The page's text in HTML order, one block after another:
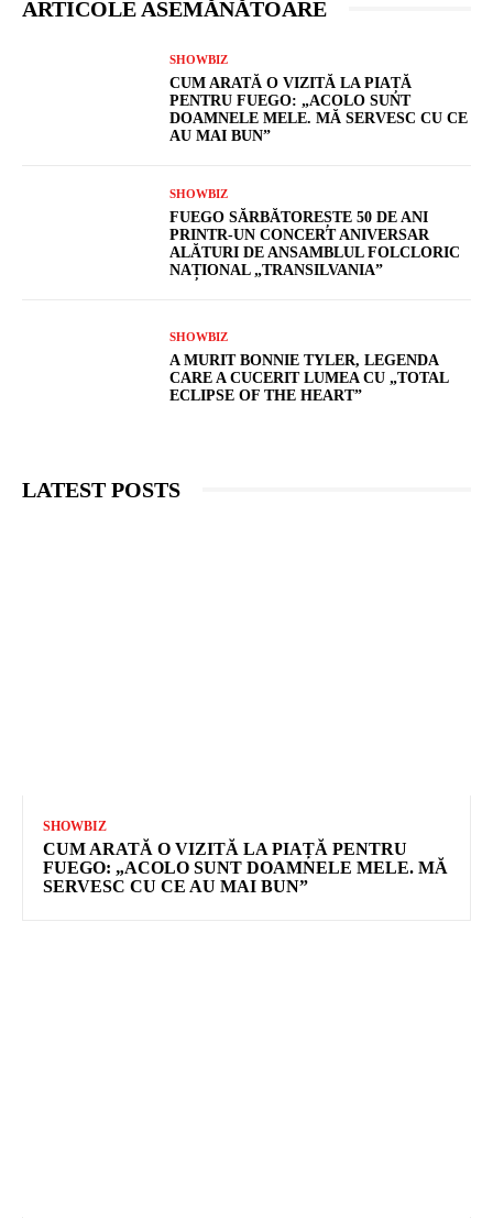
ARTICOLE ASEMĂNĂTOARE
SHOWBIZ
CUM ARATĂ O VIZITĂ LA PIAȚĂ
PENTRU FUEGO: „ACOLO SUNT
DOAMNELE MELE. MĂ SERVESC CU CE
AU MAI BUN”
SHOWBIZ
FUEGO SĂRBĂTOREȘTE 50 DE ANI
PRINTR-UN CONCERT ANIVERSAR
ALĂTURI DE ANSAMBLUL FOLCLORIC
NAȚIONAL „TRANSILVANIA”
SHOWBIZ
A MURIT BONNIE TYLER, LEGENDA
CARE A CUCERIT LUMEA CU „TOTAL
ECLIPSE OF THE HEART”
LATEST POSTS
SHOWBIZ
CUM ARATĂ O VIZITĂ LA PIAȚĂ PENTRU
FUEGO: „ACOLO SUNT DOAMNELE MELE. MĂ
SERVESC CU CE AU MAI BUN”